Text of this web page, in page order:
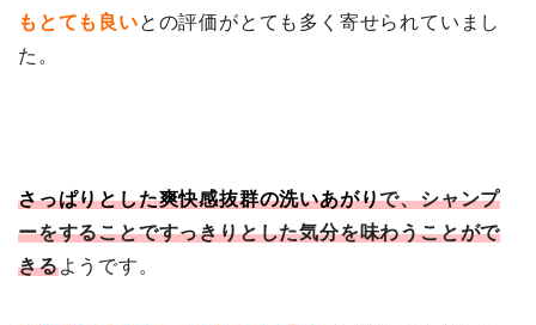
もとても良いとの評価がとても多く寄せられていまし
た。
さっぱりとした爽快感抜群の洗いあがりで、シャンプ
ーをすることですっきりとした気分を味わうことがで
きるようです。